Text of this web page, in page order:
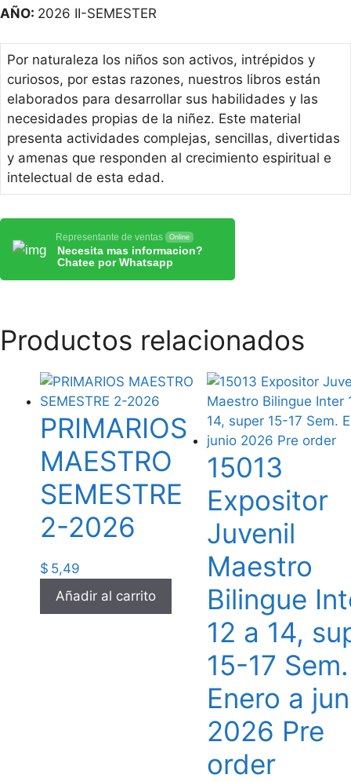
AÑO: 2026 II-SEMESTER
Por naturaleza los niños son activos, intrépidos y
curiosos, por estas razones, nuestros libros están
elaborados para desarrollar sus habilidades y las
necesidades propias de la niñez. Este material
presenta actividades complejas, sencillas, divertidas
y amenas que responden al crecimiento espiritual e
intelectual de esta edad.
Representante de ventas Online
Necesita mas informacion?
Chatee por Whatsapp
Productos relacionados
PRIMARIOS
MAESTRO
SEMESTRE
2-2026
$ 5,49
Añadir al carrito
15013
Expositor
Juvenil
Maestro
Bilingue
12 a 14,
15-17 Sem.
Enero a
2026 Pre
order